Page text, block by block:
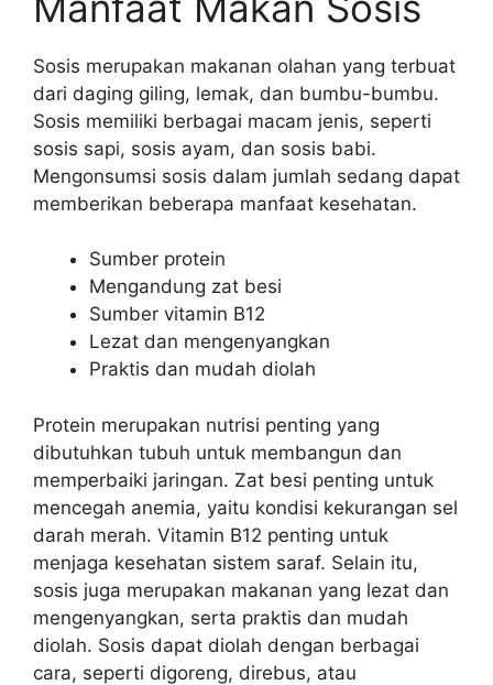
Sosis merupakan makanan olahan yang terbuat
dari daging giling, lemak, dan bumbu-bumbu.
Sosis memiliki berbagai macam jenis, seperti
sosis sapi, sosis ayam, dan sosis babi.
Mengonsumsi sosis dalam jumlah sedang dapat
memberikan beberapa manfaat kesehatan.
Sumber protein
Mengandung zat besi
Sumber vitamin B12
Lezat dan mengenyangkan
Praktis dan mudah diolah
Protein merupakan nutrisi penting yang
dibutuhkan tubuh untuk membangun dan
memperbaiki jaringan. Zat besi penting untuk
mencegah anemia, yaitu kondisi kekurangan sel
darah merah. Vitamin B12 penting untuk
menjaga kesehatan sistem saraf. Selain itu,
sosis juga merupakan makanan yang lezat dan
mengenyangkan, serta praktis dan mudah
diolah. Sosis dapat diolah dengan berbagai
cara, seperti digoreng, direbus, atau